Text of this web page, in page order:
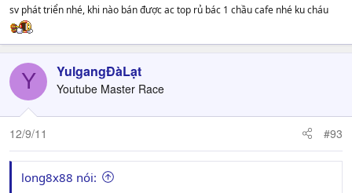
sv phát triển nhé, khi nào bán được ac top rủ bác 1 chầu cafe nhé ku cháu
Y YulgangĐàLạt
Youtube Master Race
12/9/11 #93
long8x88 nói: